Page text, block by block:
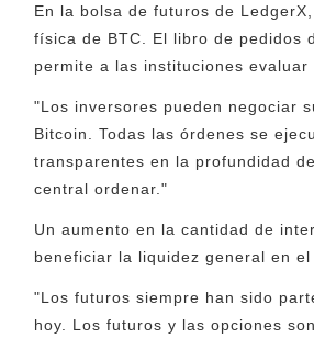
En la bolsa de futuros de
física de BTC. El libro de pedidos
permite a las instituciones
"Los inversores pueden negociar
Bitcoin. Todas las órdenes se
transparentes en la profundidad
central ordenar."
Un aumento en la cantidad de
beneficiar la liquidez general en
"Los futuros siempre han sido
hoy. Los futuros y las opciones